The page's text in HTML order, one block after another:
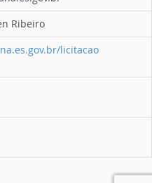
Ribeiro
licitacao